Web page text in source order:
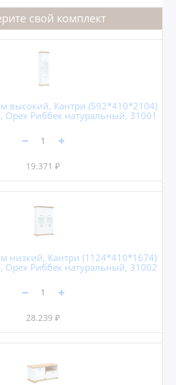
свой комплект
высокий, Кантри (592*410*2104)
Орех Риббек натуральный, 31001
19.371 ₽
низкий, Кантри (1124*410*1674)
Орех Риббек натуральный, 31002
28.239 ₽